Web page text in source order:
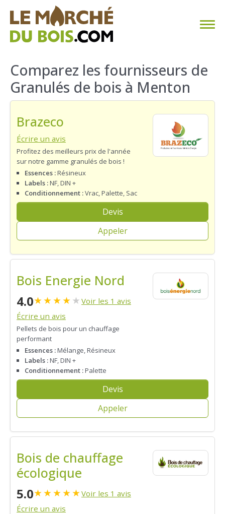
CHAUFFAGE AU BOIS
FAQ
TROUVER SON FOURNISSEUR
BLOG
ESPACE PRO
Comparez les fournisseurs de
Granulés de bois à Menton
Brazeco
Écrire un avis
Profitez des meilleurs prix de l'année
sur notre gamme granulés de bois !
Essences :Résineux
Labels :NF, DIN +
Conditionnement :Vrac, Palette, Sac
Devis
Appeler
Bois Energie Nord
4.0★★★★★ Voir les 1 avis
Écrire un avis
Pellets de bois pour un chauffage
performant
Essences :Mélange, Résineux
Labels :NF, DIN +
Conditionnement :Palette
Devis
Appeler
Bois de chauffage
écologique
5.0★★★★★Voir les 1 avis
Écrire un avis